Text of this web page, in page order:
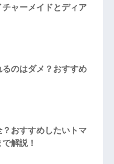
ャーメイドとディア
のはダメ？おすすめ
？おすすめしたいトマ
解説！